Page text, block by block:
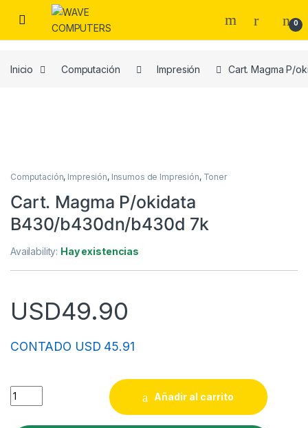
Skip to navigation
Skip to content
0
Inicio Computación Impresión Cart. Magma P/
Computación, Impresión, Insumos de Impresión, Toner
Cart. Magma P/okidata
B430/b430dn/b430d 7k
Availability: Hay existencias
USD49.90
CONTADO USD 45.91
Cart. Magma P/okidata B430/b430dn/b430d 7k quantity
Añadir al carrito